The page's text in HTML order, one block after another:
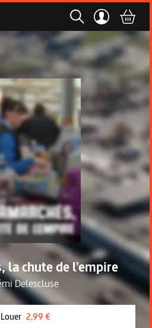
la chute de l'empire
Delescluse
Louer 2,99 €